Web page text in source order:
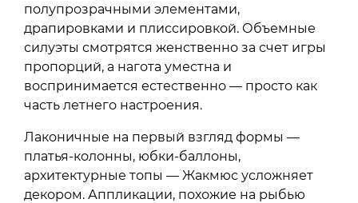
полупрозрачными элементами,
драпировками и плиссировкой. Объемные
силуэты смотрятся женственно за счет игры
пропорций, а нагота уместна и
воспринимается естественно — просто как
часть летнего настроения.
Лаконичные на первый взгляд формы —
платья-колонны, юбки-баллоны,
архитектурные топы — Жакмюс усложняет
декором. Аппликации, похожие на рыбью